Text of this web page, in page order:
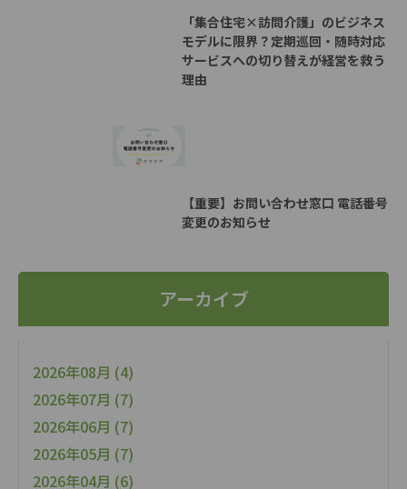
「集合住宅×訪問介護」のビジネス
モデルに限界？定期巡回・随時対応
サービスへの切り替えが経営を救う
理由
【重要】お問い合わせ窓口 電話番号
変更のお知らせ
アーカイブ
2026年08月 (4)
2026年07月 (7)
2026年06月 (7)
2026年05月 (7)
2026年04月 (6)